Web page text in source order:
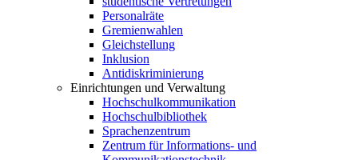
Personalräte
Gremienwahlen
Gleichstellung
Inklusion
Antidiskriminierung
Einrichtungen und Verwaltung
Hochschulkommunikation
Hochschulbibliothek
Sprachenzentrum
Zentrum für Informations- und